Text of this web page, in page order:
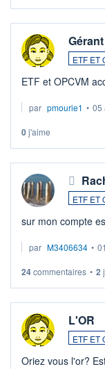
ETF ET
par pmourie1 • 05
0j'aime
ETF ET
sur mon compte
par M3406634 •
24commentaires • 2
L'OR
ETF ET
Oriez vous l'or?